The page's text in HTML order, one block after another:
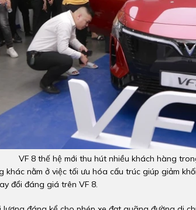
VF 8 thế hệ mới thu hút nhiều khách hàng
khác nằm ở việc tối ưu hóa cấu trúc giúp giảm
đổi đáng giá trên VF 8.